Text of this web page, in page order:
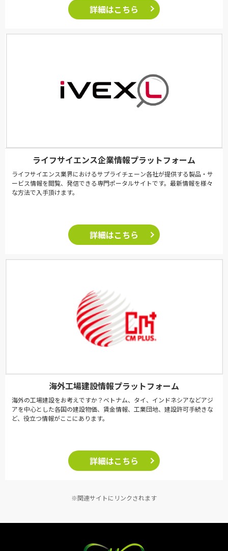
詳細はこちら
ライフサイエンス企業情報プラットフォーム
ライフサイエンス業界におけるサプライチェーン各社が提供する製品・サ
ービス情報を閲覧、発信できる専門ポータルサイトです。最新情報を様々
な方法で入手頂けます。
詳細はこちら
海外工場建設情報プラットフォーム
海外の工場建設をお考えですか？ベトナム、タイ、インドネシアなどアジ
アを中心とした各国の建設物価、賃金情報、工業団地、建設許可手続きな
ど、役立つ情報がここにあります。
詳細はこちら
※関連サイトにリンクされます